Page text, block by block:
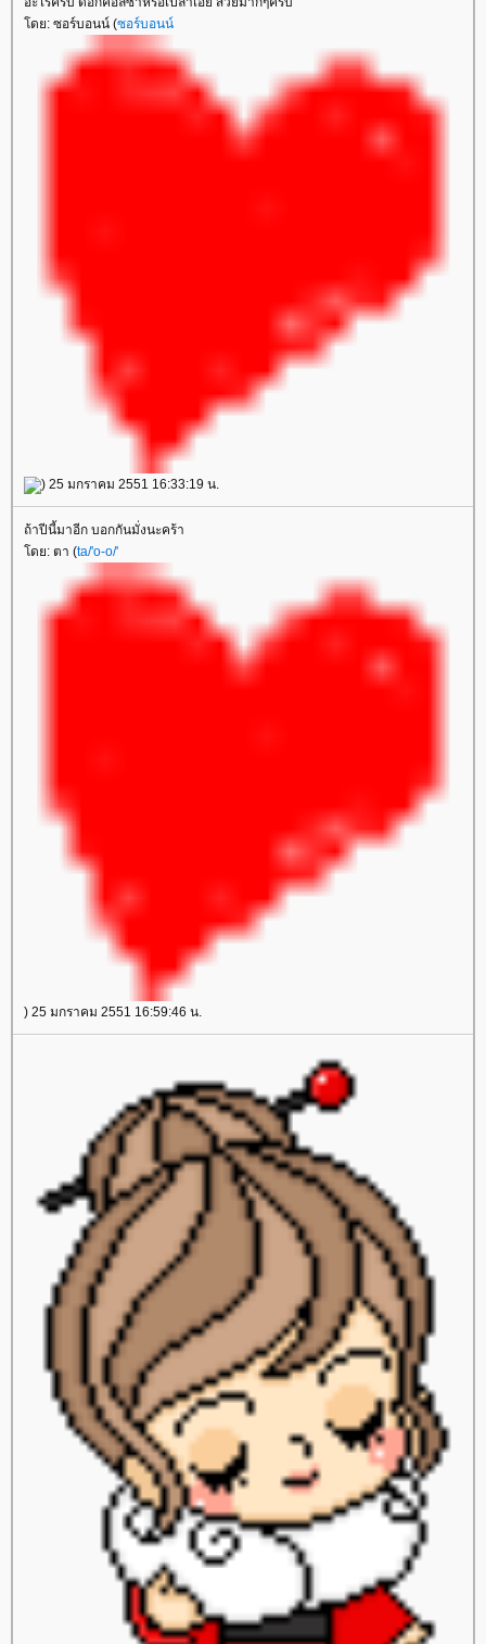
ดย: ซอร์บอนน์ (ซอร์บอนน์
) 25 มกราคม 2551 16:33:19 น.
ถ้าปีนี้มาอีก บอกกันมั่งนะคร้า
ดย: ตา (ta/'o-o/'
) 25 มกราคม 2551 16:59:46 น.